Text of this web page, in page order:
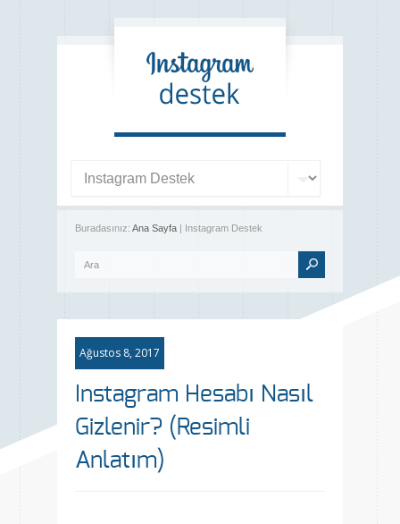
Buradasınız: Ana Sayfa | Instagram Destek
Ağustos 8, 2017
Instagram Hesabı Nasıl
Gizlenir? (Resimli
Anlatım)